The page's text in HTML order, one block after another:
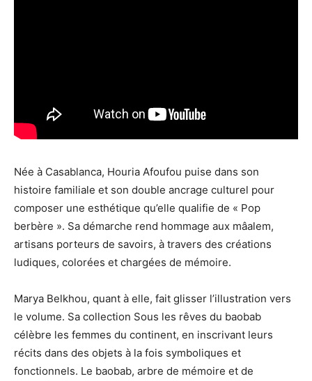
Née à Casablanca, Houria Afoufou puise dans son
histoire familiale et son double ancrage culturel pour
composer une esthétique qu’elle qualifie de « Pop
berbère ». Sa démarche rend hommage aux mâalem,
artisans porteurs de savoirs, à travers des créations
ludiques, colorées et chargées de mémoire.
Marya Belkhou, quant à elle, fait glisser l’illustration vers
le volume. Sa collection Sous les rêves du baobab
célèbre les femmes du continent, en inscrivant leurs
récits dans des objets à la fois symboliques et
fonctionnels. Le baobab, arbre de mémoire et de